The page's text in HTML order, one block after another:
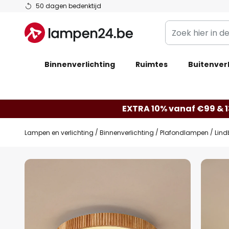
50 dagen bedenktijd
Ga
de
inhoud
Zoek
hier
de
Binnenverlichting Ruimtes
EXTRA 10% vanaf €99 &
Lampen en verlichting Binnenverlichting Plafondlampen
Ga